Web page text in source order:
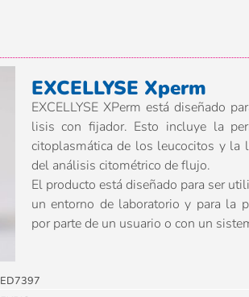
EXCELLYSE Xperm
EXCELLYSE XPerm está diseñado
lisis con fijador. Esto incluye la
citoplasmática de los leucocitos y
del análisis citométrico de flujo.
El producto está diseñado para ser
un entorno de laboratorio y para la
por parte de un usuario o con un
ED7397